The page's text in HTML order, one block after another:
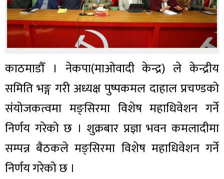
काठमाडौँ । नेकपा(माओवादी केन्द्र) ले केन्द्रीय
समिति भङ्ग गरी अध्यक्ष पुष्पकमल दाहाल प्रचण्डको
संयोजकत्वमा मङ्सिरमा विशेष महाधिवेशन गर्ने
निर्णय गरेको छ । शुक्रबार प्रज्ञा भवन कमलादीमा
सम्पन्न बैठकले मङ्सिरमा विशेष महाधिवेशन गर्ने
निर्णय गरेको छ ।